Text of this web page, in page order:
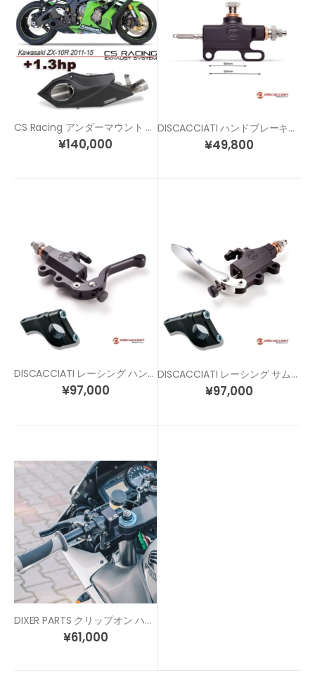
CS Racing アンダーマウント スリップオン マフラー ZX-10R (11-15)
¥140,000
DISCACCIATI ハンドブレーキ用 レーシング リマスターシリンダー
¥49,800
DISCACCIATI レーシング ハンドブレーキキット（ハンドブレーキ + ブラケット)
¥97,000
DISCACCIATI レーシング サムブレーキ （ハンドブレーキ + ブラケット)
¥97,000
DIXER PARTS クリップオン ハンドル
¥61,000